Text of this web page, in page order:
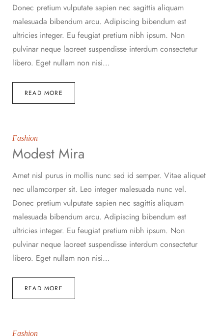
Donec pretium vulputate sapien nec sagittis aliquam
malesuada bibendum arcu. Adipiscing bibendum est
ultricies integer. Eu feugiat pretium nibh ipsum. Non
pulvinar neque laoreet suspendisse interdum consectetur
libero. Eget nullam non nisi…
READ MORE
Fashion
Modest Mira
Amet nisl purus in mollis nunc sed id semper. Vitae aliquet
nec ullamcorper sit. Leo integer malesuada nunc vel.
Donec pretium vulputate sapien nec sagittis aliquam
malesuada bibendum arcu. Adipiscing bibendum est
ultricies integer. Eu feugiat pretium nibh ipsum. Non
pulvinar neque laoreet suspendisse interdum consectetur
libero. Eget nullam non nisi…
READ MORE
Fashion